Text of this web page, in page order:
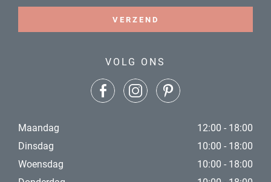
VERZEND
VOLG ONS
Maandag
12:00 - 18:00
Dinsdag
10:00 - 18:00
Woensdag
10:00 - 18:00